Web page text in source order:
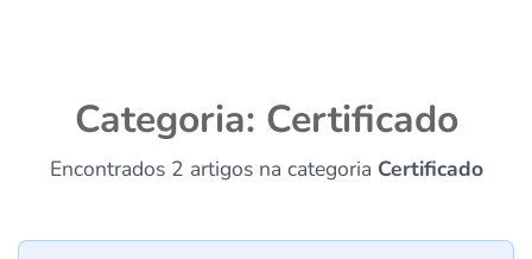
Categoria: Certificado
Encontrados 2 artigos na categoria Certificado